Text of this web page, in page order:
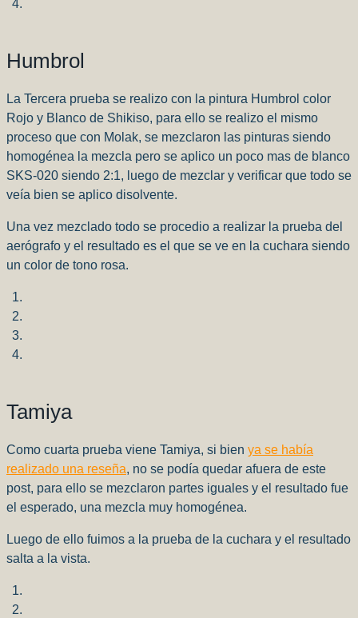
Humbrol
La Tercera prueba se realizo con la pintura Humbrol color
Rojo y Blanco de Shikiso, para ello se realizo el mismo
proceso que con Molak, se mezclaron las pinturas siendo
homogénea la mezcla pero se aplico un poco mas de blanco
SKS-020 siendo 2:1, luego de mezclar y verificar que todo se
veía bien se aplico disolvente.
Una vez mezclado todo se procedio a realizar la prueba del
aerógrafo y el resultado es el que se ve en la cuchara siendo
un color de tono rosa.
Tamiya
Como cuarta prueba viene Tamiya, si bien ya se había
realizado una reseña, no se podía quedar afuera de este
post, para ello se mezclaron partes iguales y el resultado fue
el esperado, una mezcla muy homogénea.
Luego de ello fuimos a la prueba de la cuchara y el resultado
salta a la vista.